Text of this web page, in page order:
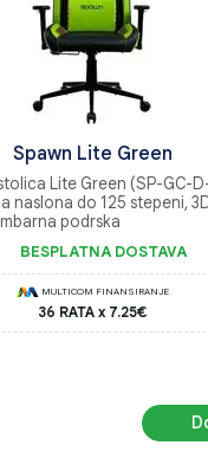
Spawn Lite Green
Lite Green (SP-GC-
naslona do 125 stepeni,
podrska
BESPLATNA DOSTAVA
MULTICOM FINANSIRANJE
36 RATA x 7.25€